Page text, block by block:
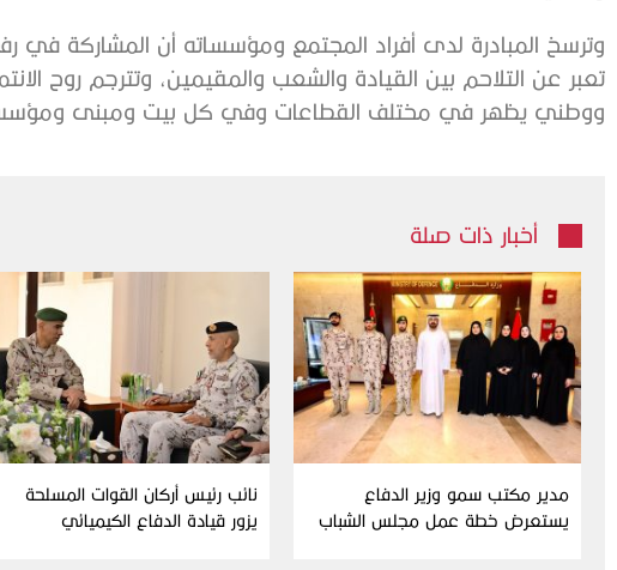
وترسخ المبادرة لدى أفراد المجتمع ومؤسساته أن المشاركة في
تعبر عن التلاحم بين القيادة والشعب والمقيمين، وتترجم روح
ووطني يظهر في مختلف القطاعات وفي كل بيت ومبنى
أخبار ذات صلة
مدير مكتب سمو وزير الدفاع
يستعرض خطة عمل مجلس الشباب
نائب رئيس أركان القوات المسلحة
يزور قيادة الدفاع الكيميائي